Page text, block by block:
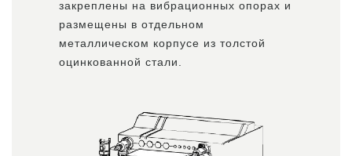
закреплены на вибрационных опорах и
размещены в отдельном
металлическом корпусе из толстой
оцинкованной стали.